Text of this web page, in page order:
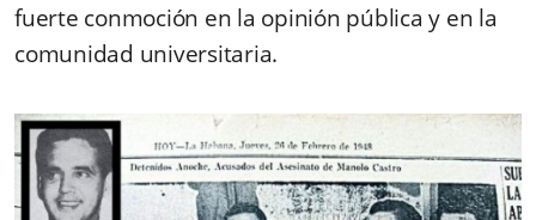
fuerte conmoción en la opinión pública y en la
comunidad universitaria.